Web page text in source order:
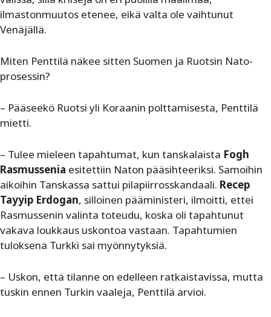
ilmastonmuutos etenee, eikä valta ole vaihtunut
Venäjällä.
Miten Penttilä näkee sitten Suomen ja Ruotsin Nato-
prosessin?
– Pääseekö Ruotsi yli Koraanin polttamisesta, Penttilä
mietti.
– Tulee mieleen tapahtumat, kun tanskalaista Fogh
Rasmussenia esitettiin Naton pääsihteeriksi. Samoihin
aikoihin Tanskassa sattui pilapiirrosskandaali. Recep
Tayyip Erdogan, silloinen pääministeri, ilmoitti, ettei
Rasmussenin valinta toteudu, koska oli tapahtunut
vakava loukkaus uskontoa vastaan. Tapahtumien
tuloksena Turkki sai myönnytyksiä.
– Uskon, että tilanne on edelleen ratkaistavissa, mutta
tuskin ennen Turkin vaaleja, Penttilä arvioi.